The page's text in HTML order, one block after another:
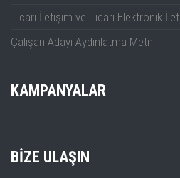
Ticari İletişim ve Ticari Elektronik
Çalışan Adayı Aydınlatma Metni
KAMPANYALAR
BIZE ULAŞIN